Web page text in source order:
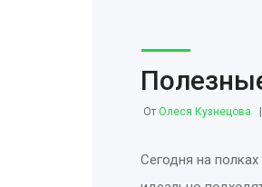
От Олеся Кузнецова
Сегодня на